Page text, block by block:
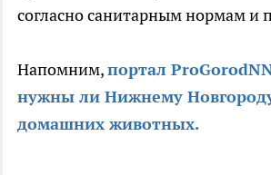
согласно санитарным нормам и
Напомним,портал
нужны ли Нижнему
домашних животных.